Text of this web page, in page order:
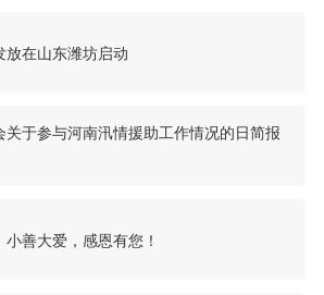
放在山东潍坊启动
关于参与河南汛情援助工作情况的日简报
善大爱，感恩有您！